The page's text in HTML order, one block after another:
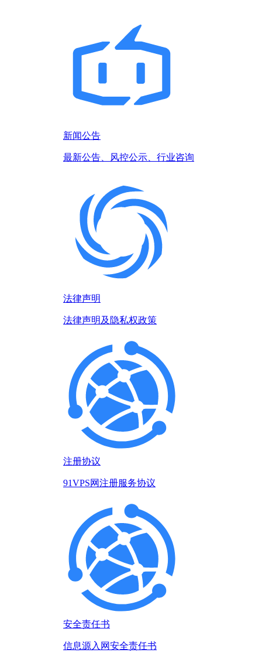
新闻公告
最新公告、风控公示、行业咨询
法律声明
法律声明及隐私权政策
注册协议
91VPS网注册服务协议
安全责任书
信息源入网安全责任书